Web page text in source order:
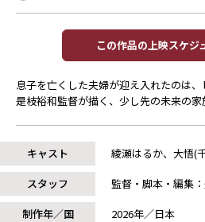
この作品の上映スケジ
息子を亡くした夫婦が迎え入れたのは、
是枝裕和監督が描く、少し先の未来の家
キャスト
綾瀬はるか、大悟(
スタッフ
監督・脚本・編集
制作年／国
2026年／日本